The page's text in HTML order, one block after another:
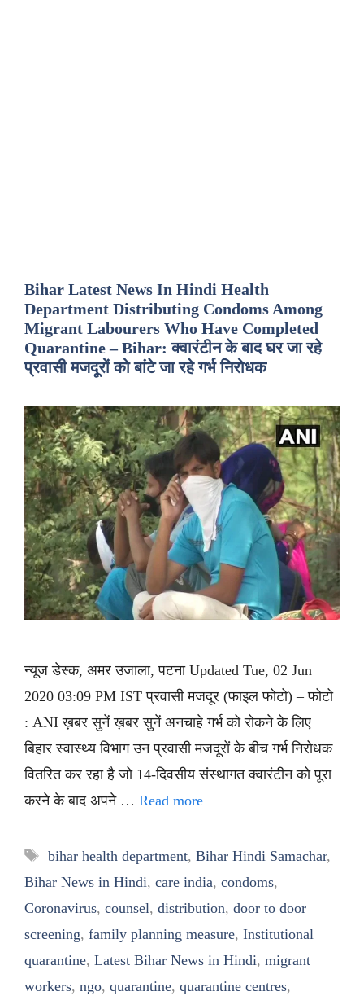
Bihar Latest News In Hindi Health
Department Distributing Condoms Among
Migrant Labourers Who Have Completed
Quarantine – Bihar: क्वारंटीन के बाद घर जा रहे
प्रवासी मजदूरों को बांटे जा रहे गर्भ निरोधक
न्यूज डेस्क, अमर उजाला, पटना Updated Tue, 02 Jun
2020 03:09 PM IST प्रवासी मजदूर (फाइल फोटो) – फोटो
: ANI ख़बर सुनें ख़बर सुनें अनचाहे गर्भ को रोकने के लिए
बिहार स्वास्थ्य विभाग उन प्रवासी मजदूरों के बीच गर्भ निरोधक
वितरित कर रहा है जो 14-दिवसीय संस्थागत क्वारंटीन को पूरा
करने के बाद अपने … Read more
Tags
bihar health department, Bihar Hindi Samachar,
Bihar News in Hindi, care india, condoms,
Coronavirus, counsel, distribution, door to door
screening, family planning measure, Institutional
quarantine, Latest Bihar News in Hindi, migrant
workers, ngo, quarantine, quarantine centres,